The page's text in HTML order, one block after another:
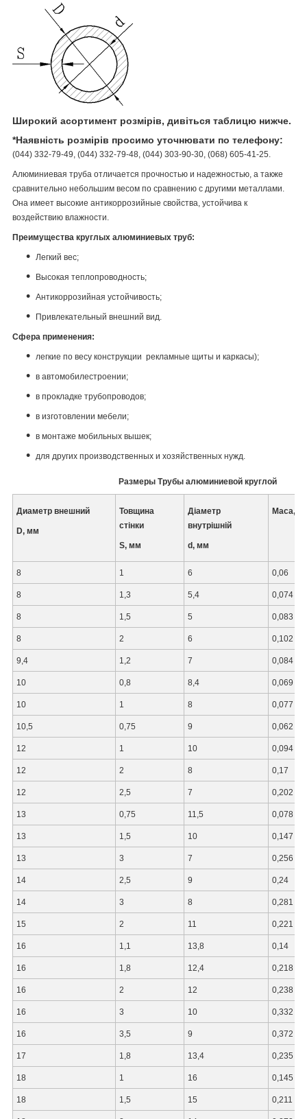
Широкий асортимент розмірів, дивіться таблицю нижче.
*Наявність розмірів просимо уточнювати по телефону:
(044) 332-79-49, (044) 332-79-48, (044) 303-90-30, (068) 605-41-25.
Алюминиевая труба отличается прочностью и надежностью, а также
сравнительно небольшим весом по сравнению с другими металлами.
Она имеет высокие антикоррозийные свойства, устойчива к
воздействию влажности.
Преимущества круглых алюминиевых труб:
Легкий вес;
Высокая теплопроводность;
Антикоррозийная устойчивость;
Привлекательный внешний вид.
Сфера применения:
легкие по весу конструкции рекламные щиты и каркасы);
в автомобилестроении;
в прокладке трубопроводов;
в изготовлении мебели;
в монтаже мобильных вышек;
для других производственных и хозяйственных нужд.
Размеры Трубы алюминиевой круглой
Диаметр внешний
D, мм
Товщина
стінки
S, мм
Діаметр
внутрішній
d, мм
Маса,
8 1 6 0,06
8 1,3 5,4 0,074
8 1,5 5 0,083
8 2 6 0,102
9,4 1,2 7 0,084
10 0,8 8,4 0,069
10 1 8 0,077
10,5 0,75 9 0,062
12 1 10 0,094
12 2 8 0,17
12 2,5 7 0,202
13 0,75 11,5 0,078
13 1,5 10 0,147
13 3 7 0,256
14 2,5 9 0,24
14 3 8 0,281
15 2 11 0,221
16 1,1 13,8 0,14
16 1,8 12,4 0,218
16 2 12 0,238
16 3 10 0,332
16 3,5 9 0,372
17 1,8 13,4 0,235
18 1 16 0,145
18 1,5 15 0,211